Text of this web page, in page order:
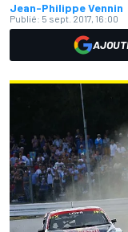
Jean-Philippe Vennin
Publié: 5 sept. 2017, 16:00